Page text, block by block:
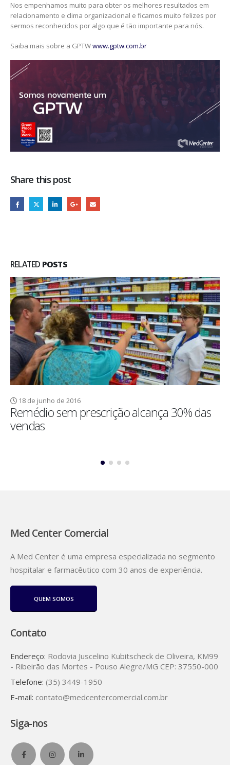
Nos empenhamos muito para obter os melhores resultados em
relacionamento e clima organizacional e ficamos muito felizes por
sermos reconhecidos por algo que é tão importante para nós.
Saiba mais sobre a GPTWwww.gptw.com.br
Share this post
RELATED POSTS
18 de junho de 2016
Remédio sem prescrição alcança 30% das
vendas
Med Center Comercial
A Med Center é uma empresa especializada no segmento
hospitalar e farmacêutico com 30 anos de experiência.
QUEM SOMOS
Contato
Endereço: Rodovia Juscelino Kubitscheck de Oliveira, KM99
- Ribeirão das Mortes - Pouso Alegre/MG CEP: 37550-000
Telefone: (35) 3449-1950
E-mail: contato@medcentercomercial.com.br
Siga-nos